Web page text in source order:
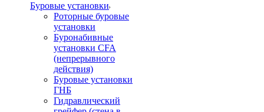
Буровые установки
Роторные буровые
установки
Буронабивные
установки CFA
(непрерывного
действия)
Буровые установки
ГНБ
Гидравлический